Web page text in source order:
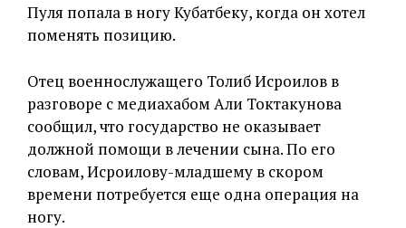
Пуля попала в ногу Кубатбеку, когда он хотел
поменять позицию.
Отец военнослужащего Толиб Исроилов в
разговоре с медиахабом Али Токтакунова
сообщил, что государство не оказывает
должной помощи в лечении сына. По его
словам, Исроилову-младшему в скором
времени потребуется еще одна операция на
ногу.